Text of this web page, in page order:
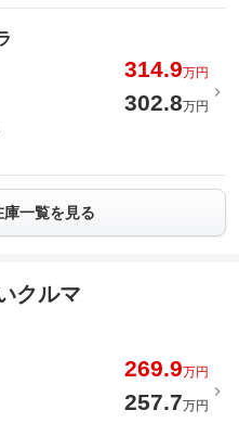
314.9万円
302.8万円
一覧を見る
クルマ
269.9万円
257.7万円